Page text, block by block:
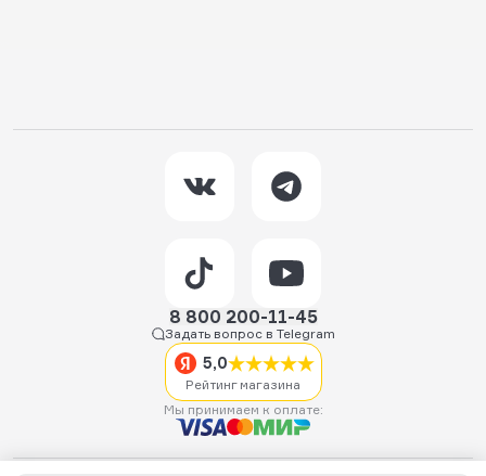
8 800 200-11-45
Задать вопрос в Telegram
5,0
Рейтинг магазина
Мы принимаем к оплате: